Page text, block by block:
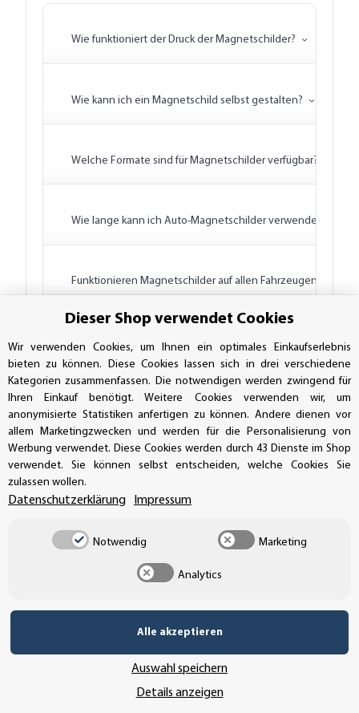
Wie funktioniert der Druck der Magnetschilder?
Wie kann ich ein Magnetschild selbst gestalten?
Welche Formate sind für Magnetschilder verfügbar?
Wie lange kann ich Auto-Magnetschilder verwenden?
Funktionieren Magnetschilder auf allen Fahrzeugen?
Wann lohnt sich ein Magnetschild und wann eine
Wie dick sind Auto-Magnetschilder?
Sind Magnetschilder für den Außenbereich geeignet?
Können Unternehmen ein individuelles Angebot für
Hinweis. Eventuell auf den Produktbildern dargestellte
Gegenstände dienen nur der Dekoration und sind kein
Bestandteil des Verkaufsangebotes!
Dieser Shop verwendet Cookies
Wir verwenden Cookies, um Ihnen ein optimales Einkaufserlebnis
bieten zu können. Diese Cookies lassen sich in drei verschiedene
Kategorien zusammenfassen. Die notwendigen werden zwingend für
Ihren Einkauf benötigt. Weitere Cookies verwenden wir, um
anonymisierte Statistiken anfertigen zu können. Andere dienen vor
allem Marketingzwecken und werden für die Personalisierung von
Werbung verwendet. Diese Cookies werden durch 43 Dienste im Shop
verwendet. Sie können selbst entscheiden, welche Cookies Sie
zulassen wollen.
Datenschutzerklärung Impressum
Notwendig Marketing
Analytics
Alle akzeptieren
Auswahl speichern
Details anzeigen